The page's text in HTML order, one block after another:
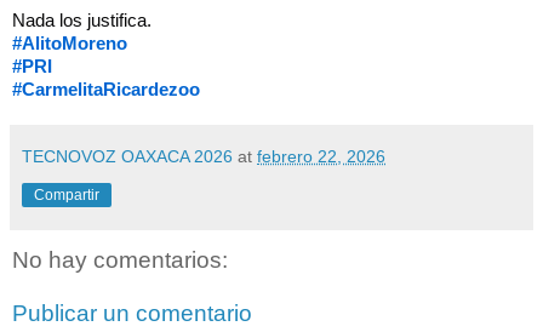
Nada los justifica.
#AlitoMoreno
#PRI
#CarmelitaRicardezoo
TECNOVOZ OAXACA 2026 at febrero 22, 2026
Compartir
No hay comentarios:
Publicar un comentario